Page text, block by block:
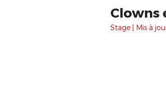
Clowns
Stage | Mis à